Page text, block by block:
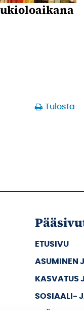
Tulosta
ETUSIVU
ASUMINEN
KASVATUS
SOSIAALI-